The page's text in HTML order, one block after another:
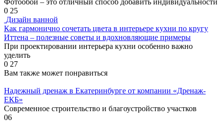
Фотообои – это отличный способ добавить индивидуальности
0 25
Дизайн ванной
Как гармонично сочетать цвета в интерьере кухни по кругу
Иттена – полезные советы и вдохновляющие примеры
При проектировании интерьера кухни особенно важно
уделить
0 27
Вам также может понравиться
Надежный дренаж в Екатеринбурге от компании «Дренаж-
ЕКБ»
Современное строительство и благоустройство участков
06